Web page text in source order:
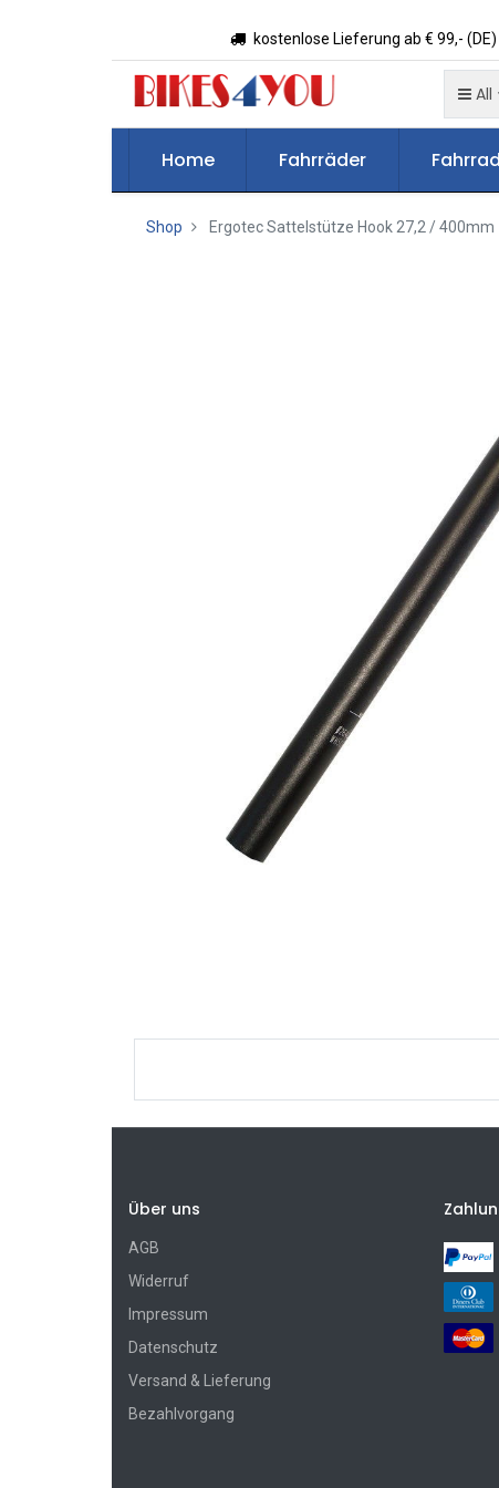
kostenlose Lieferung ab € 99,- (DE) |
All
Home Fahrräder
Shop Ergotec Sattelstütze Hook 27,2 / 400mm
Über uns
AGB
Widerruf
Impressum
Datenschutz
Versand & Lieferung
Bezahlvorgang